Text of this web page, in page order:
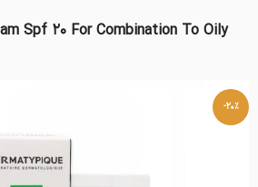
Spf 20 For Combination To Oily
-20%